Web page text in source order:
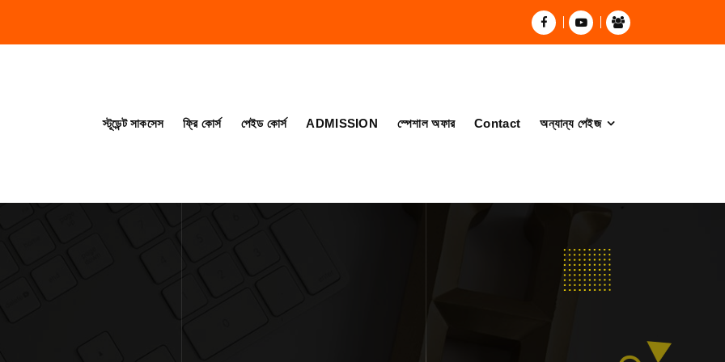
স্টূডেন্ট সাকসেস ফ্রি কোর্স পেইড কোর্স ADMISSION স্পেশাল অফার Contact অন্যান্য পেইজ